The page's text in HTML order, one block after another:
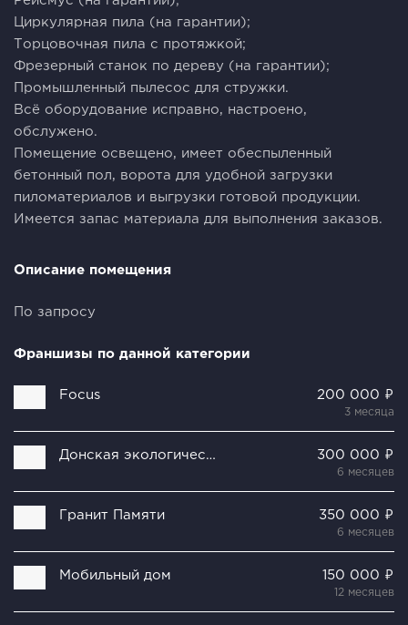
Циркулярная пила (на гарантии);
Торцовочная пила с протяжкой;
Фрезерный станок по дереву (на гарантии);
Промышленный пылесос для стружки.
Всё оборудование исправно, настроено,
обслужено.
Помещение освещено, имеет обеспыленный
бетонный пол, ворота для удобной загрузки
пиломатериалов и выгрузки готовой продукции.
Имеется запас материала для выполнения заказов.
Описание помещения
По запросу
Франшизы по данной категории
Focus 200 000 ₽
3 месяца
Донская экологическая компания 300 000 ₽
6 месяцев
Гранит Памяти 350 000 ₽
6 месяцев
Мобильный дом 150 000 ₽
12 месяцев